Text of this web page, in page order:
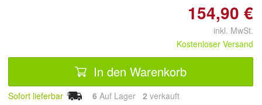
154,90 €
inkl. MwSt.
Kostenloser Versand
In den Warenkorb
Sofort lieferbar 6 Auf Lager 2 verkauft